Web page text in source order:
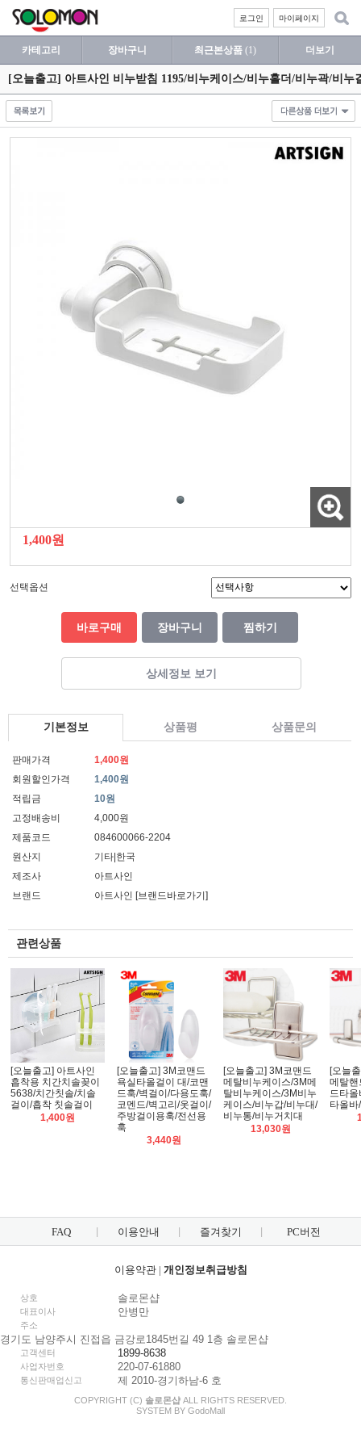
마이페이지
로그인
카테고리 장바구니 최근본상품 (1) 더보기
[오늘출고] 아트사인 비누받침 1195/비누케이스/비누홀더/비누곽/비누
1,400원
선택옵션
바로구매 장바구니 찜하기
상세정보 보기
기본정보 상품평 상품문의
판매가격
1,400원
회원할인가격
1,400원
적립금
10원
고정배송비
4,000원
제품코드
084600066-2204
원산지
기타|한국
제조사
아트사인
브랜드
아트사인 [브랜드바로가기]
관련상품
[오늘출고] 아트사인
흡착용 치간치솔꽂이
5638/치간칫솔/치솔
걸이/흡착 칫솔걸이
1,400원
[오늘출고] 3M코맨드
욕실타올걸이 대/코맨
드훅/벽걸이/다용도훅/
코멘드/벽고리/옷걸이/
주방걸이용훅/전선용
훅
3,440원
[오늘출고] 3M코맨드
메탈비누케이스/3M메
탈비누케이스/3M비누
케이스/비누갑/비누대/
비누통/비누거치대
13,030원
[오늘
메탈핸
드타
타올
FAQ 이용안내 즐겨찾기 PC버전
이용약관| 개인정보취급방침
상호 솔로몬샵
대표이사 안병만
주소
경기도 남양주시 진접읍 금강로1845번길 49 1층 솔로몬샵
고객센터 1899-8638
사업자번호 220-07-61880
통신판매업신고 제 2010-경기하남-6 호
COPYRIGHT (C) 솔로몬샵 ALL RIGHTS RESERVED.
SYSTEM BY GodoMall